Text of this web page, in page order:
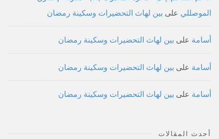
الموصللي على بين لهاث التحضيرات وسكينة رمضان
أسامة على بين لهاث التحضيرات وسكينة رمضان
أسامة على بين لهاث التحضيرات وسكينة رمضان
أسامة على بين لهاث التحضيرات وسكينة رمضان
أحدث المقالات